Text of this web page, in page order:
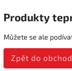
Produkty
Můžete se ale
Zpět do